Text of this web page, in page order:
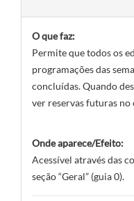
O que faz:
Permite que todos os
programações das
concluídas. Quando
ver reservas futuras no
Onde aparece/Efeito:
Acessível através das
seção “Geral” (guia 0).